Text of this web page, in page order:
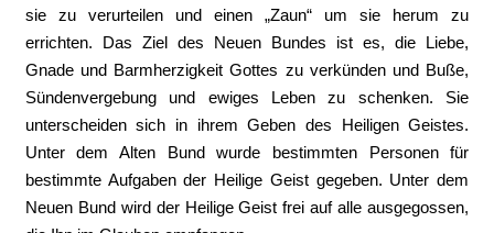
sie zu verurteilen und einen „Zaun“ um sie herum zu
errichten. Das Ziel des Neuen Bundes ist es, die Liebe,
Gnade und Barmherzigkeit Gottes zu verkünden und Buße,
Sündenvergebung und ewiges Leben zu schenken. Sie
unterscheiden sich in ihrem Geben des Heiligen Geistes.
Unter dem Alten Bund wurde bestimmten Personen für
bestimmte Aufgaben der Heilige Geist gegeben. Unter dem
Neuen Bund wird der Heilige Geist frei auf alle ausgegossen,